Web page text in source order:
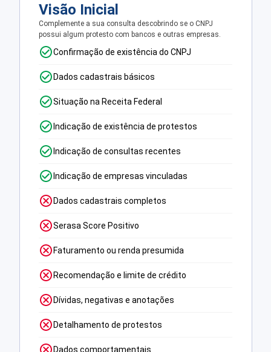
Visão Inicial
Complemente a sua consulta descobrindo se o CNPJ
possui algum protesto com bancos e outras empresas.
Confirmação de existência do CNPJ
Dados cadastrais básicos
Situação na Receita Federal
Indicação de existência de protestos
Indicação de consultas recentes
Indicação de empresas vinculadas
Dados cadastrais completos
Serasa Score Positivo
Faturamento ou renda presumida
Recomendação e limite de crédito
Dívidas, negativas e anotações
Detalhamento de protestos
Dados comportamentais